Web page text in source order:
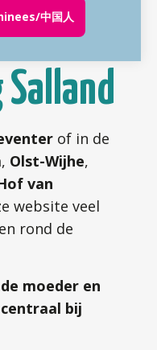
中国人
of in de
, Olst-Wijhe,
van
website veel
rond de
moeder en
bij